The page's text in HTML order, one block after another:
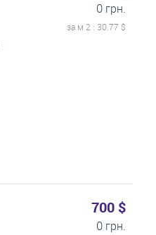
0 грн.
за м 2 : 30.77 $
700 $
0 грн.